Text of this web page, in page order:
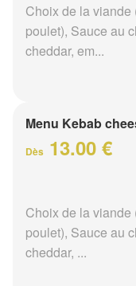
Choix de la viande
poulet), Sauce au
cheddar, em...
Menu Kebab
Dès 13.00 €
Choix de la viande
poulet), Sauce au
cheddar, ...